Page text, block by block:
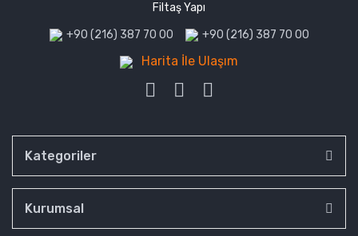
Filtaş Yapı
+90 (216) 387 70 00 +90 (216) 387 70 00
Harita İle Ulaşım
Kategoriler
Kurumsal